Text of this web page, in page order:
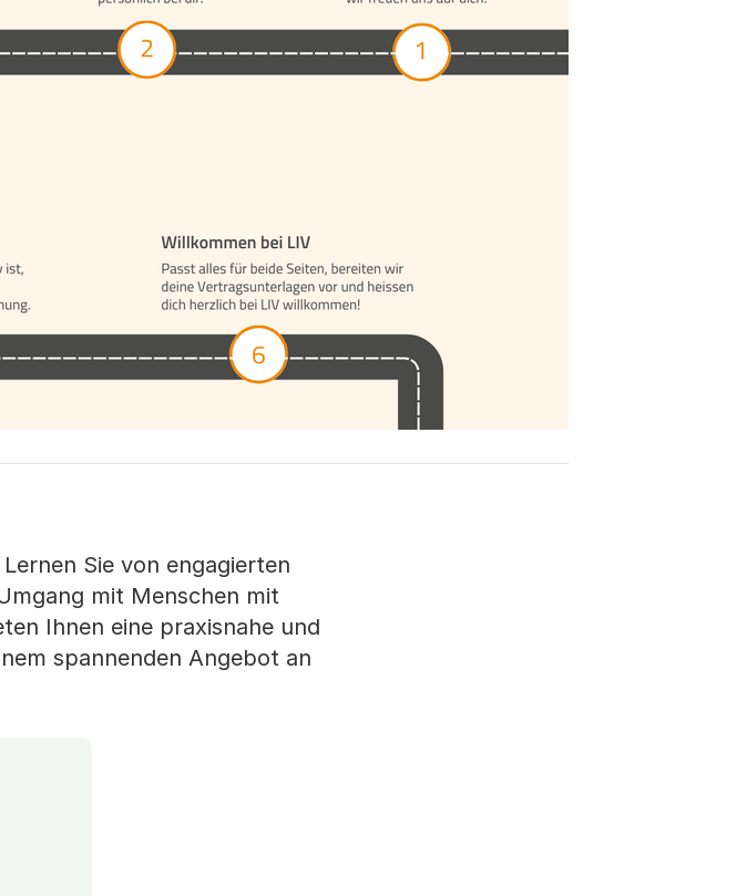
Sie von engagierten
mit Menschen mit
Ihnen eine praxisnahe und
spannenden Angebot an